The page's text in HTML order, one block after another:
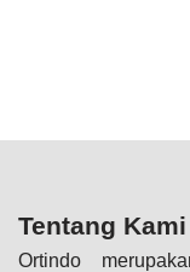
Tentang Kami
Ortindo